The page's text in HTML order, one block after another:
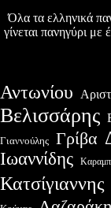
Όλα τα ελληνικά
γίνεται πανηγύρι με
Αντωνίου
Βελισσάρης
Γιαννούλης Γρίβα
Ιωαννίδης
Κατσίγιαννης